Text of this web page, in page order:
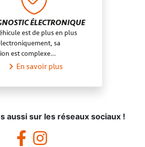
ÉLECTRONIQUE
est de plus en plus
sa
est complexe…
En savoir plus
aussi sur les réseaux sociaux !